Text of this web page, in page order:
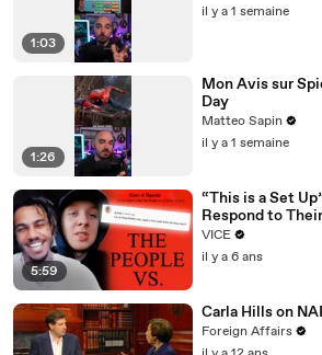
1:03
il y a 1 semaine
1:26
Mon Avis sur
Day
Matteo Sapin
il y a 1 semaine
5:59
“This is a Set
Respond to
VICE
il y a 6 ans
Carla Hills on
Foreign Affairs